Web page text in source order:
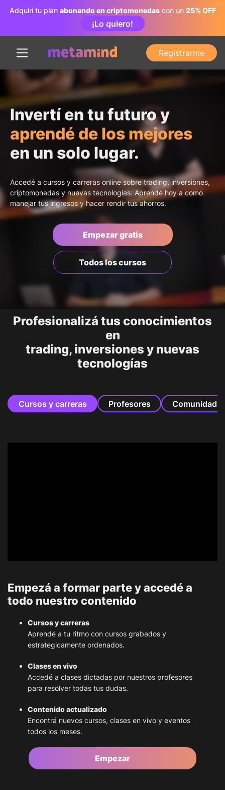
Adquirí tu plan abonando en criptomonedascon un 25% OFF
¡Lo quiero!
Registrarme
Invertí en tu futuro y
aprendé de los mejores
en un solo lugar.
Accedé a cursos y carreras online sobre trading, inversiones,
criptomonedas y nuevas tecnologías. Aprendé hoy a como
manejar tus ingresos y hacer rendir tus ahorros.
Empezar gratis
Todos los cursos
Profesionalizá tus conocimientos
en
trading, inversiones y nuevas
tecnologías
Cursos y carreras Profesores Comunidad
Empezá a formar parte y accedé a
todo nuestro contenido
Cursos y carreras
Aprendé a tu ritmo con cursos grabados y
estrategicamente ordenados.
Clases en vivo
Accedé a clases dictadas por nuestros profesores
para resolver todas tus dudas.
Contenido actualizado
Encontrá nuevos cursos, clases en vivo y eventos
todos los meses.
Empezar